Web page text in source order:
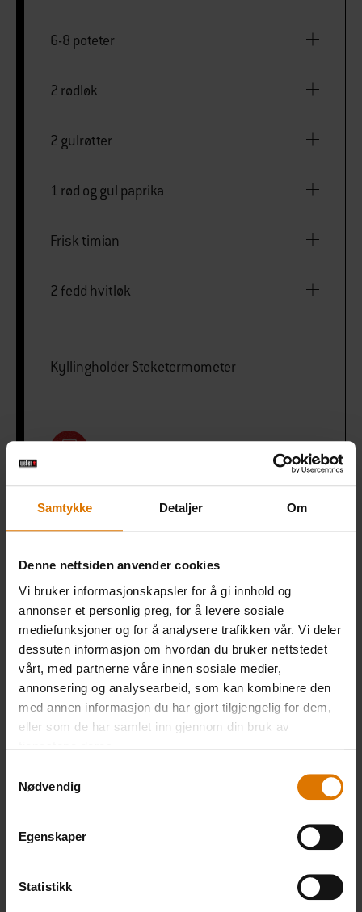
Samtykke Detaljer Om
Denne nettsiden anvender cookies
Vi bruker informasjonskapsler for å gi innhold og
annonser et personlig preg, for å levere sosiale
mediefunksjoner og for å analysere trafikken vår. Vi deler
dessuten informasjon om hvordan du bruker nettstedet
vårt, med partnerne våre innen sosiale medier,
annonsering og analysearbeid, som kan kombinere den
med annen informasjon du har gjort tilgjengelig for dem,
eller som de har samlet inn gjennom din bruk av
Nødvendig
Egenskaper
Statistikk
6-8 poteter
2 rødløk
2 gulrøtter
1 rød og gul paprika
Frisk timian
2 fedd hvitløk
Kyllingholder Steketermometer
PRINT THIS LIST
Gjør det enkelt
Anbefalt tilbehør